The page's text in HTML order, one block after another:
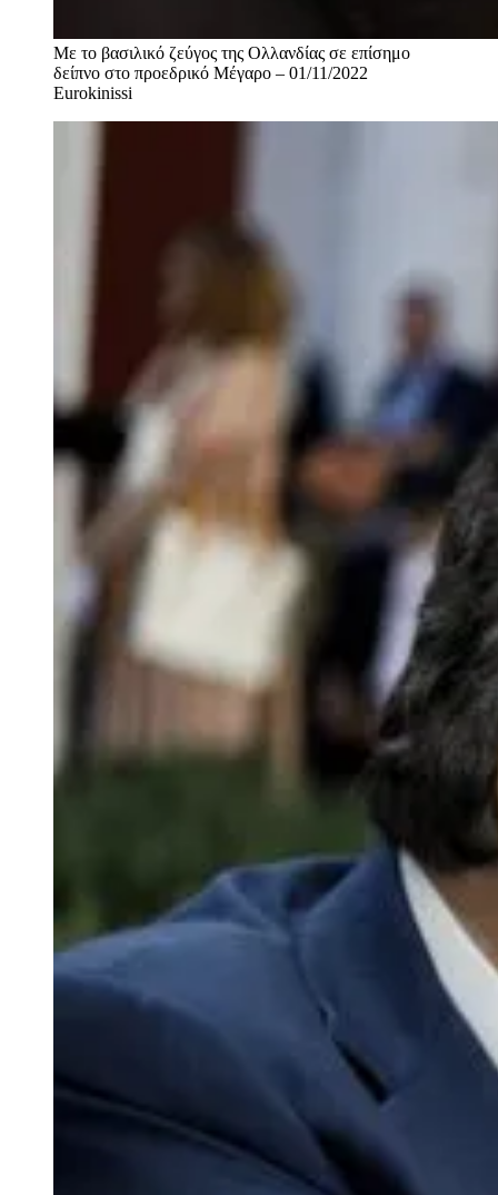
Με το βασιλικό ζεύγος της Ολλανδίας σε επίσημο
δείπνο στο προεδρικό Μέγαρο – 01/11/2022
Eurokinissi